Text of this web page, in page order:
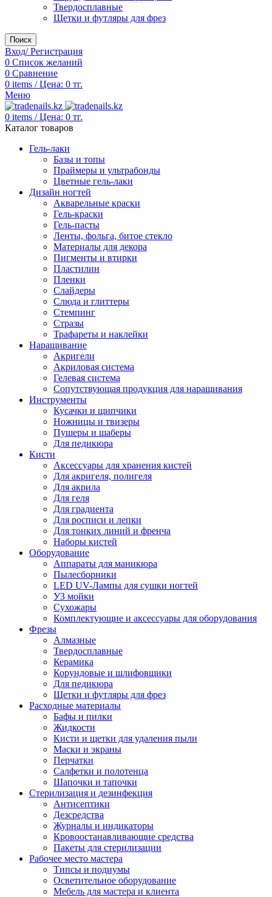
Твердосплавные
Щетки и футляры для фрез
Поиск
Вход/ Регистрация
0 Список желаний
0 Сравнение
0 items / Цена: 0 тг.
Меню
0 items / Цена: 0 тг.
Каталог товаров
Гель-лаки
Базы и топы
Праймеры и ультрабонды
Цветные гель-лаки
Дизайн ногтей
Акварельные краски
Гель-краски
Гель-пасты
Ленты, фольга, битое стекло
Материалы для декора
Пигменты и втирки
Пластилин
Пленки
Слайдеры
Слюда и глиттеры
Стемпинг
Стразы
Трафареты и наклейки
Наращивание
Акригели
Акриловая система
Гелевая система
Сопутствующая продукция для наращивания
Инструменты
Кусачки и щипчики
Ножницы и твизеры
Пушеры и шаберы
Для педикюра
Кисти
Аксессуары для хранения кистей
Для акригеля, полигеля
Для акрила
Для геля
Для градиента
Для росписи и лепки
Для тонких линий и френча
Наборы кистей
Оборудование
Аппараты для маникюра
Пылесборники
LED UV-Лампы для сушки ногтей
УЗ мойки
Сухожары
Комплектующие и аксессуары для оборудования
Фрезы
Алмазные
Твердосплавные
Керамика
Корундовые и шлифовщики
Для педикюра
Щетки и футляры для фрез
Расходные материалы
Бафы и пилки
Жидкости
Кисти и щетки для удаления пыли
Маски и экраны
Перчатки
Салфетки и полотенца
Шапочки и тапочки
Стерилизация и дезинфекция
Антисептики
Дезсредства
Журналы и индикаторы
Кровоостанавливающие средства
Пакеты для стерилизации
Рабочее место мастера
Типсы и подиумы
Осветительное оборудование
Мебель для мастера и клиента